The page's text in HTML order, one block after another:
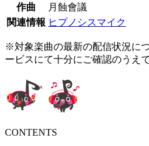
作曲
月蝕會議
関連情報 ヒプノシスマイク
※対象楽曲の最新の配信状況に
ービスにて十分にご確認のうえ
CONTENTS